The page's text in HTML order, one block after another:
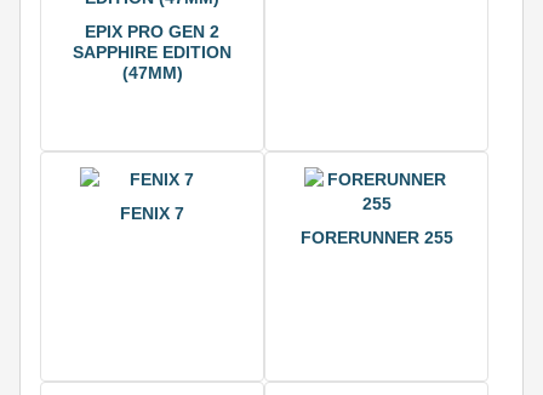
EPIX PRO GEN 2
SAPPHIRE EDITION
(47ММ)
FENIX 7
FORERUNNER 255